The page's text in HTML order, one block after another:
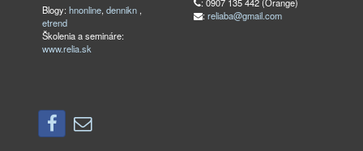
Blogy:hnonline,dennikn ,
etrend
Školenia a semináre:
www.relia.sk
: reliaba@gmail.com